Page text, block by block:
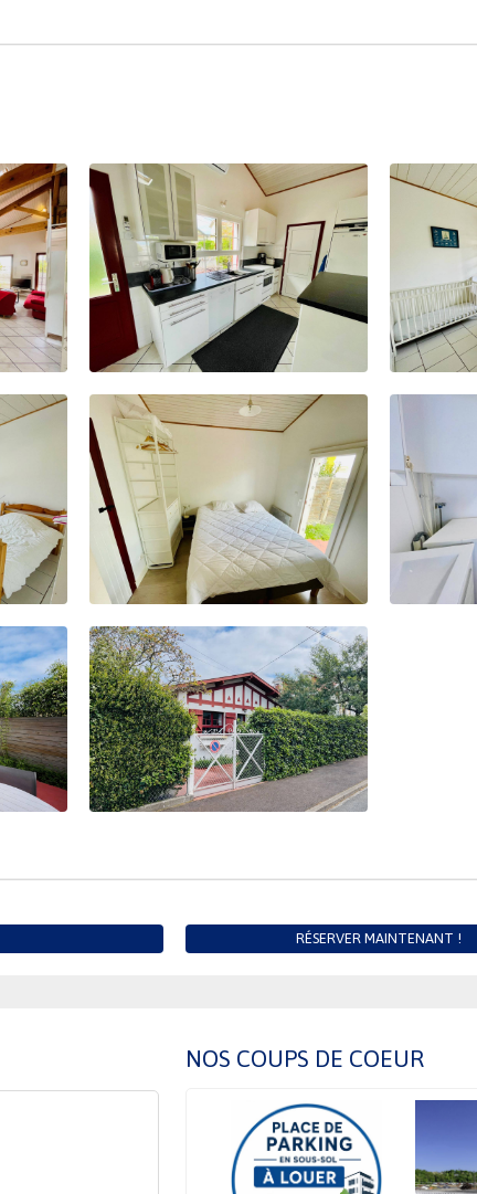
RÉSERVER MAINTENANT !
NOS COUPS DE COEUR